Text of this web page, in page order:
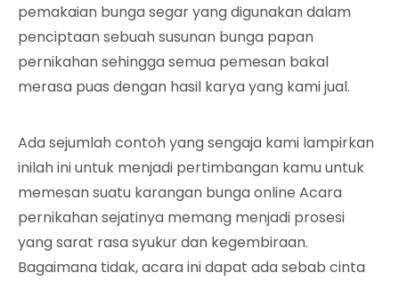
pemakaian bunga segar yang digunakan dalam
penciptaan sebuah susunan bunga papan
pernikahan sehingga semua pemesan bakal
merasa puas dengan hasil karya yang kami jual.
Ada sejumlah contoh yang sengaja kami lampirkan
inilah ini untuk menjadi pertimbangan kamu untuk
memesan suatu karangan bunga online Acara
pernikahan sejatinya memang menjadi prosesi
yang sarat rasa syukur dan kegembiraan.
Bagaimana tidak, acara ini dapat ada sebab cinta